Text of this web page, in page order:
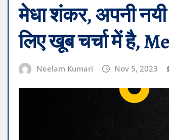
मेधा शंकर, अपनी
लिए खूब चर्चा में है,
Neelam Kumari Nov 5, 2023